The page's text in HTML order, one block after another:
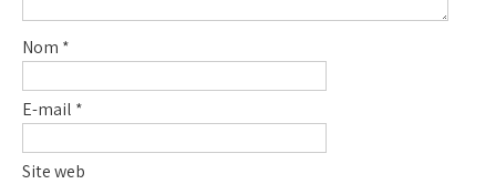
Nom *
E-mail *
Site web